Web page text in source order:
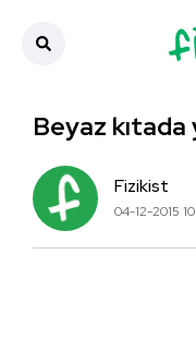
Beyaz
Fizikist
04-12-2015